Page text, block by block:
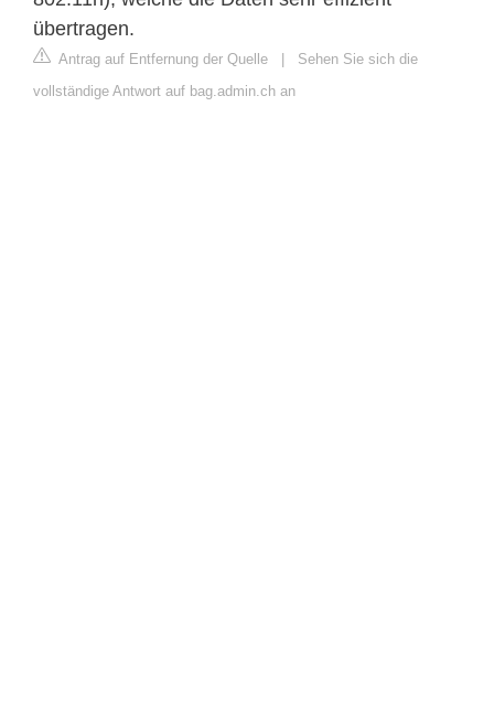
übertragen.
Antrag auf Entfernung der Quelle | Sehen Sie sich die
vollständige Antwort auf bag.admin.ch an